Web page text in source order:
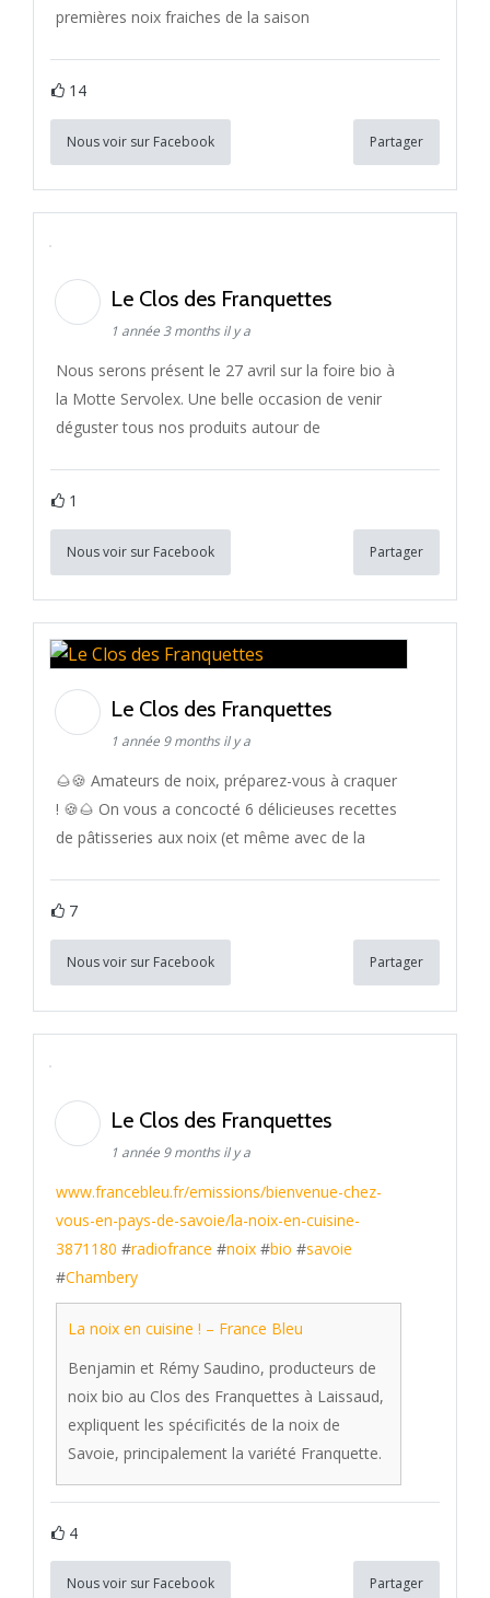
premières noix fraiches de la saison
14
Nous voir sur Facebook Partager
Le Clos des Franquettes
1 année 3 months il y a
Nous serons présent le 27 avril sur la foire bio à
la Motte Servolex. Une belle occasion de venir
déguster tous nos produits autour de
1
Nous voir sur Facebook Partager
Le Clos des Franquettes
1 année 9 months il y a
🌰🍪 Amateurs de noix, préparez-vous à craquer
! 🍪🌰 On vous a concocté 6 délicieuses recettes
de pâtisseries aux noix (et même avec de la
7
Nous voir sur Facebook Partager
Le Clos des Franquettes
1 année 9 months il y a
www.francebleu.fr/emissions/bienvenue-chez-
vous-en-pays-de-savoie/la-noix-en-cuisine-
3871180 #radiofrance #noix #bio #savoie
#Chambery
La noix en cuisine ! – France Bleu
Benjamin et Rémy Saudino, producteurs de
noix bio au Clos des Franquettes à Laissaud,
expliquent les spécificités de la noix de
Savoie, principalement la variété Franquette.
4
Nous voir sur Facebook Partager